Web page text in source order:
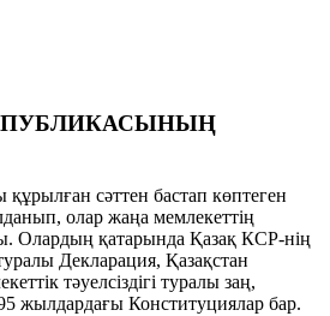
құрылған сәттен бастап көптеген
олар жаңа мемлекеттің
Олардың қатарында Қазақ КСР-нің
Декларация, Қазақстан
тәуелсіздігі туралы заң,
жылдардағы Конституциялар бар.